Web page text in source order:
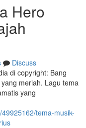
Hero
Discuss
di copyright: Bang
meriah. Lagu tema
yang
tema-musik-